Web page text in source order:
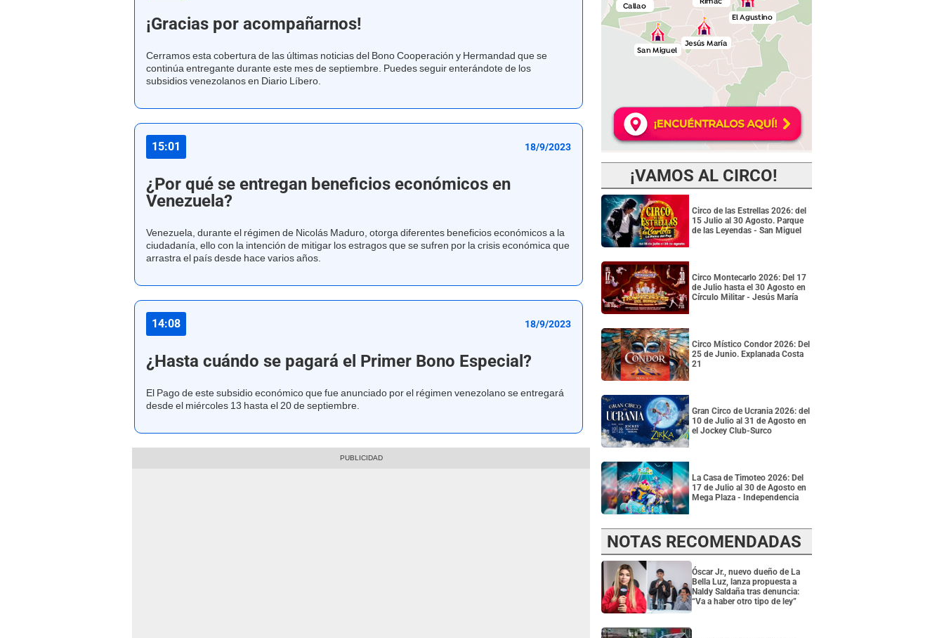
¡Gracias por acompañarnos!
Cerramos esta cobertura de las últimas noticias del Bono Cooperación y Hermandad que se
continúa entregante durante este mes de septiembre. Puedes seguir enterándote de los
subsidios venezolanos en Diario Líbero.
15:01 18/9/2023
¿Por qué se entregan beneficios económicos en
Venezuela?
Venezuela, durante el régimen de Nicolás Maduro, otorga diferentes beneficios económicos a la
ciudadanía, ello con la intención de mitigar los estragos que se sufren por la crisis económica que
arrastra el país desde hace varios años.
14:08 18/9/2023
¿Hasta cuándo se pagará el Primer Bono Especial?
El Pago de este subsidio económico que fue anunciado por el régimen venezolano se entregará
desde el miércoles 13 hasta el 20 de septiembre.
¡VAMOS AL CIRCO!
Circo de las Estrellas 2026: del
15 Julio al 30 Agosto. Parque
de las Leyendas - San Miguel
Circo Montecarlo 2026: Del 17
de Julio hasta el 30 Agosto en
Círculo Militar - Jesús María
Circo Místico Condor 2026: Del
25 de Junio. Explanada Costa
21
Gran Circo de Ucrania 2026: del
10 de Julio al 31 de Agosto en
el Jockey Club-Surco
La Casa de Timoteo 2026: Del
17 de Julio al 30 de Agosto en
Mega Plaza - Independencia
NOTAS RECOMENDADAS
Óscar Jr., nuevo dueño de La
Bella Luz, lanza propuesta a
Naldy Saldaña tras denuncia:
“Va a haber otro tipo de ley”